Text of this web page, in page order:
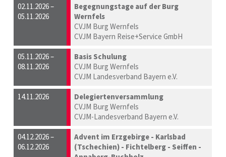
02.11.2026 –
05.11.2026
Begegnungstage auf der Burg
Wernfels
CVJM Burg Wernfels
CVJM Bayern Reise+Service GmbH
05.11.2026 –
08.11.2026
Basis Schulung
CVJM Burg Wernfels
CVJM Landesverband Bayern e.V.
14.11.2026
Delegiertenversammlung
CVJM Burg Wernfels
CVJM-Landesverband Bayern e.V.
04.12.2026 –
06.12.2026
Advent im Erzgebirge - Karlsbad
(Tschechien) - Fichtelberg - Seiffen -